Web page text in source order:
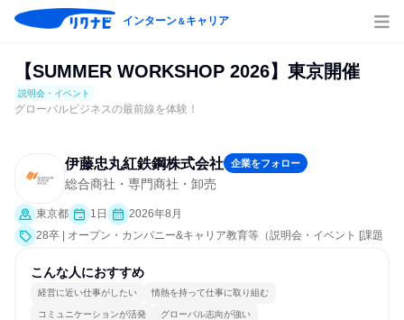
インターン＆キャリア
【SUMMER WORKSHOP 2026】東京開催
説明会・イベント
グローバルビジネスの最前線を体験！
伊藤忠丸紅鉄鋼株式会社 企業をフォロー
総合商社・専門商社・卸売
東京都 1日
2026年8月
28卒 | オープン・カンパニー&キャリア教育等（説明会・イベント [課題
こんな人におすすめ
経営に近い仕事がしたい 情熱を持って仕事に取り組む
コミュニケーションが活発 グローバル志向が強い